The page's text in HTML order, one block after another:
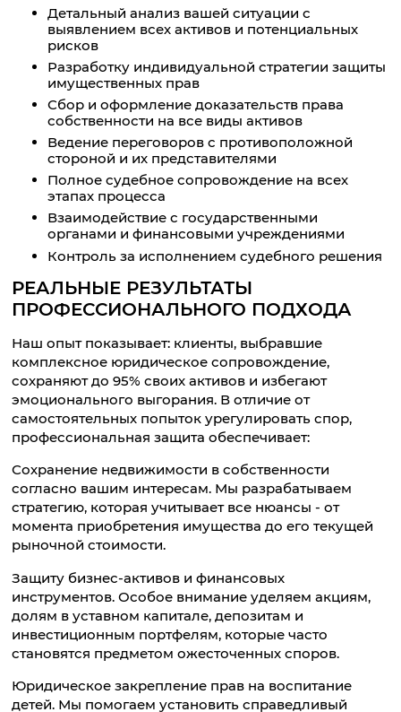
Детальный анализ вашей ситуации с
выявлением всех активов и потенциальных
рисков
Разработку индивидуальной стратегии защиты
имущественных прав
Сбор и оформление доказательств права
собственности на все виды активов
Ведение переговоров с противоположной
стороной и их представителями
Полное судебное сопровождение на всех
этапах процесса
Взаимодействие с государственными
органами и финансовыми учреждениями
Контроль за исполнением судебного решения
РЕАЛЬНЫЕ РЕЗУЛЬТАТЫ
ПРОФЕССИОНАЛЬНОГО ПОДХОДА
Наш опыт показывает: клиенты, выбравшие
комплексное юридическое сопровождение,
сохраняют до 95% своих активов и избегают
эмоционального выгорания. В отличие от
самостоятельных попыток урегулировать спор,
профессиональная защита обеспечивает:
Сохранение недвижимости в собственности
согласно вашим интересам. Мы разрабатываем
стратегию, которая учитывает все нюансы - от
момента приобретения имущества до его текущей
рыночной стоимости.
Защиту бизнес-активов и финансовых
инструментов. Особое внимание уделяем акциям,
долям в уставном капитале, депозитам и
инвестиционным портфелям, которые часто
становятся предметом ожесточенных споров.
Юридическое закрепление прав на воспитание
детей. Мы помогаем установить справедливый